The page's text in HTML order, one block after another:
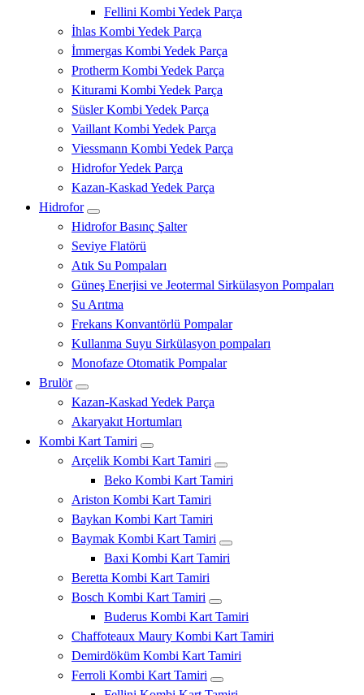
Fellini Kombi Yedek Parça
İhlas Kombi Yedek Parça
İmmergas Kombi Yedek Parça
Protherm Kombi Yedek Parça
Kiturami Kombi Yedek Parça
Süsler Kombi Yedek Parça
Vaillant Kombi Yedek Parça
Viessmann Kombi Yedek Parça
Hidrofor Yedek Parça
Kazan-Kaskad Yedek Parça
Hidrofor
Hidrofor Basınç Şalter
Seviye Flatörü
Atık Su Pompaları
Güneş Enerjisi ve Jeotermal Sirkülasyon Pompaları
Su Arıtma
Frekans Konvantörlü Pompalar
Kullanma Suyu Sirkülasyon pompaları
Monofaze Otomatik Pompalar
Brulör
Kazan-Kaskad Yedek Parça
Akaryakıt Hortumları
Kombi Kart Tamiri
Arçelik Kombi Kart Tamiri
Beko Kombi Kart Tamiri
Ariston Kombi Kart Tamiri
Baykan Kombi Kart Tamiri
Baymak Kombi Kart Tamiri
Baxi Kombi Kart Tamiri
Beretta Kombi Kart Tamiri
Bosch Kombi Kart Tamiri
Buderus Kombi Kart Tamiri
Chaffoteaux Maury Kombi Kart Tamiri
Demirdöküm Kombi Kart Tamiri
Ferroli Kombi Kart Tamiri